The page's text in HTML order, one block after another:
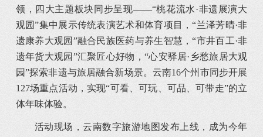
领，四大主题板块同步呈现——“桃花流水·非遗展演大
观园”集中展示传统表演艺术和体育项目，“兰泽芳晴·非
遗康养大观园”融合民族医药与养生智慧，“市井百工·非
遗年货大观园”汇聚匠心好物，“心安驿居·乡愁旅居大观
园”探索非遗与旅居融合新场景。云南16个州市同步开展
127场重点活动，实现“可看、可玩、可品、可带走”的立
体年味体验。
活动现场，云南数字旅游地图发布上线，成为今年